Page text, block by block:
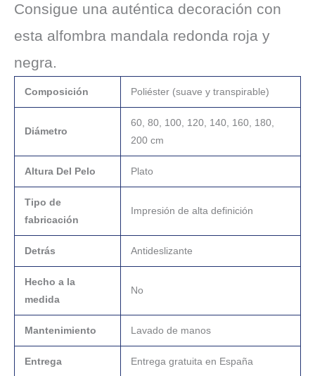
Consigue una auténtica decoración con
esta alfombra mandala redonda roja y
negra.
Composición Poliéster (suave y transpirable)
Diámetro
60, 80, 100, 120, 140, 160, 180,
200 cm
Altura Del Pelo Plato
Tipo de
fabricación
Impresión de alta definición
Detrás Antideslizante
Hecho a la
medida
No
Mantenimiento Lavado de manos
Entrega Entrega gratuita en España